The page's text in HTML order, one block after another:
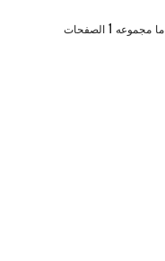
ما مجموعه 1 الصفحات